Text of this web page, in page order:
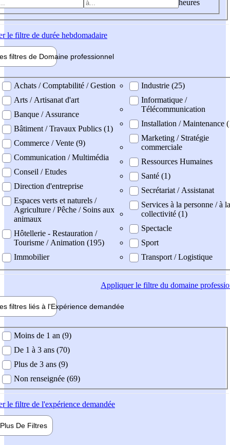
heures
le filtre de durée hebdomadaire
filtres de Domaine professionnel
professionel
Achats / Comptabilité / Gestion
Arts / Artisanat d'art
Banque / Assurance
Bâtiment / Travaux Publics (1)
Commerce / Vente (9)
Communication / Multimédia
Conseil / Etudes
Direction d'entreprise
Espaces verts et naturels /
Agriculture / Pêche / Soins aux
animaux
Hôtellerie - Restauration /
Tourisme / Animation (195)
Immobilier
Industrie (25)
Informatique /
Télécommunication
Installation / Maintenance
Marketing / Stratégie
commerciale
Ressources Humaines
Santé (1)
Secrétariat / Assistanat
Services à la personne / à la
collectivité (1)
Spectacle
Sport
Transport / Logistique
Appliquerle filtre du domaine
filtres liés à l'Expérience demandée
demandée
Moins de 1 an (9)
De 1 à 3 ans (70)
Plus de 3 ans (9)
Non renseignée (69)
le filtre de l'expérience demandée
Plus De Filtres